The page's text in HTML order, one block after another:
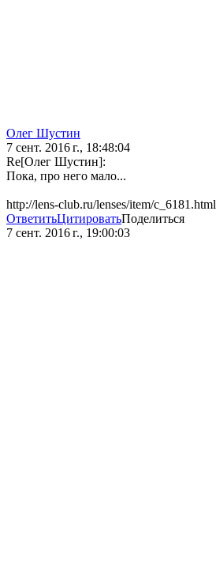
Олег Шустин
7 сент. 2016 г., 18:48:04
Re[Олег Шустин]:
Пока, про него мало...
http://lens-club.ru/lenses/item/c_6181.html
ОтветитьЦитироватьПоделиться
7 сент. 2016 г., 19:00:03